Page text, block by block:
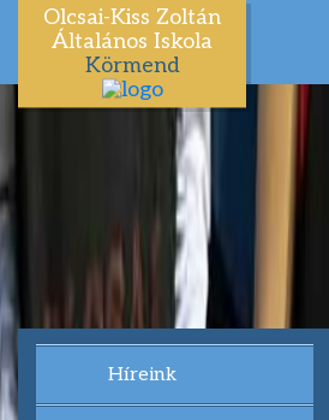
Olcsai-Kiss Zoltán
Általános Iskola
Körmend
Híreink